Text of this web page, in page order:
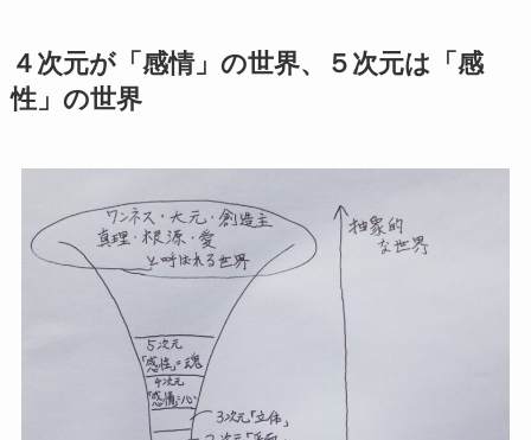
４次元が「感情」の世界、５次元は「感
性」の世界